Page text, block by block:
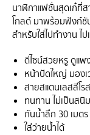
นาฬิกาแฟชั่นสุดเก๋ที่ส
โกลด์ มาพร้อมฟังก์ชั
สำหรับใส่ไปทำงาน ไ
ดีไซน์สวยหรู ดูแพ
หน้าปัดใหญ่ มองเ
สายสแตนเลสสีโร
ทนทาน ไม่เป็นสนิม
กันน้ำลึก 30 เมตร
ใส่ว่ายน้ำได้